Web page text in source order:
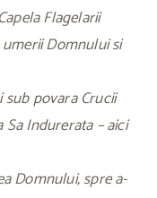
Flagelarii
Domnului si
povara Crucii
Indurerata – aici
Domnului, spre a-